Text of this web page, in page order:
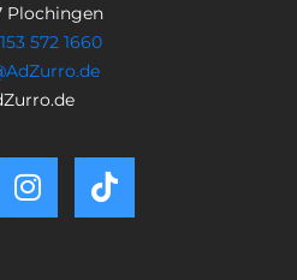
Plochingen
572 1660